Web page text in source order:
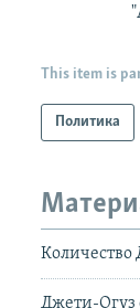
This item is
Политика
Количество
Джети-Огуз